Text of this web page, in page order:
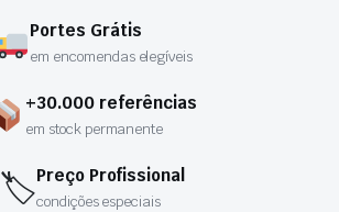
Portes Grátis
em encomendas elegíveis
+30.000 referências
em stock permanente
🏷Preço Profissional
condições especiais